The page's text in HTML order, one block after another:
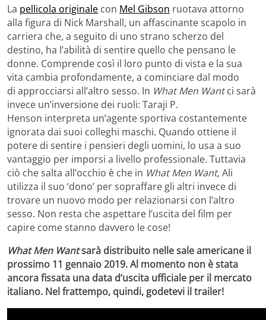
La pellicola originale con Mel Gibson ruotava attorno
alla figura di Nick Marshall, un affascinante scapolo in
carriera che, a seguito di uno strano scherzo del
destino, ha l’abilità di sentire quello che pensano le
donne. Comprende così il loro punto di vista e la sua
vita cambia profondamente, a cominciare dal modo
di approcciarsi all’altro sesso. In What Men Wantci sarà
invece un’inversione dei ruoli: Taraji P.
Henson interpreta un’agente sportiva costantemente
ignorata dai suoi colleghi maschi. Quando ottiene il
potere di sentire i pensieri degli uomini, lo usa a suo
vantaggio per imporsi a livello professionale. Tuttavia
ciò che salta all’occhio è che in What Men Want, Ali
utilizza il suo ‘dono’ per sopraffare gli altri invece di
trovare un nuovo modo per relazionarsi con l’altro
sesso. Non resta che aspettare l’uscita del film per
capire come stanno davvero le cose!
What Men Wantsarà distribuito nelle sale americane il
prossimo 11 gennaio 2019. Al momento non è stata
ancora fissata una data d’uscita ufficiale per il mercato
italiano. Nel frattempo, quindi, godetevi il trailer!